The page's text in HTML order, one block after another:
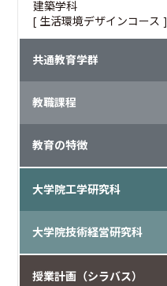
建築学科
[ 生活環境デザインコース ]
共通教育学群
教職課程
教育の特徴
大学院工学研究科
大学院技術経営研究科
授業計画（シラバス）